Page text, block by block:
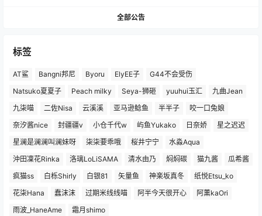
全部公告
标签
AT鲨 Bangni邦尼 Byoru ElyEE子
G44不会受伤
Natsuko夏夏子
Peach milky Seya-狮砸 yuuhui玉汇
九曲Jean
九柒喵
二佐Nisa 云溪溪 亚马逊鲶鱼 半半子
咬一口兔娘
奈汐酱nice
封疆疆v 小仓千代w 屿鱼Yukako 日奈娇
星之迟迟
星澜是澜澜叫澜妹呀
柒柒要乖哦 桜井宁宁
水淼Aqua
沖田凜花Rinka
洛璃LoLiSAMA 清水由乃 焖焖碳 猫九酱
瓜希酱
疯猫ss
白栎Shirly 白银81 矢量鱼 神楽坂真冬
纸悦Etsu_ko
花柒Hana
蠢沫沫 过期米线线喵 阿半今天很开心
阿薰kaOri
雨波_HaneAme
霜月shimo